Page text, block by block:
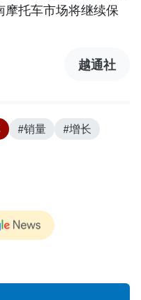
托车市场将继续保
越通社
#销量
#增长